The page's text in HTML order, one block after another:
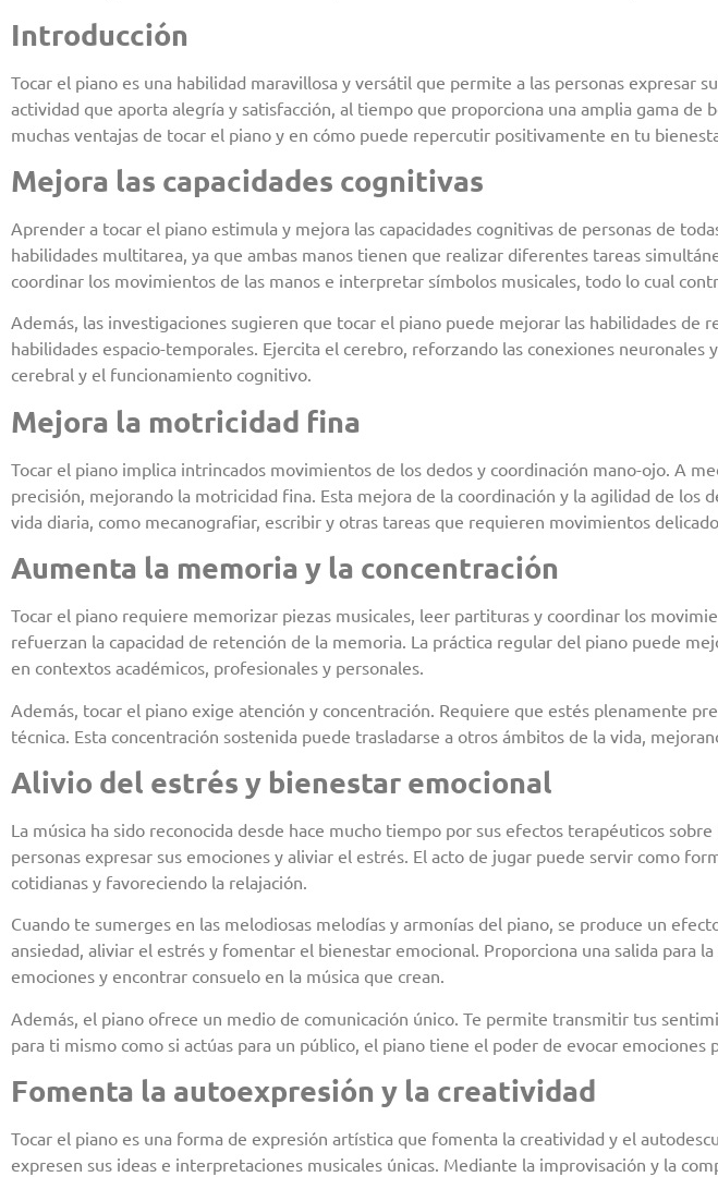
Introducción
Tocar el piano es una habilidad maravillosa y versátil que permite a las personas expresar
actividad que aporta alegría y satisfacción, al tiempo que proporciona una amplia gama
muchas ventajas de tocar el piano y en cómo puede repercutir positivamente en tu
Mejora las capacidades cognitivas
Aprender a tocar el piano estimula y mejora las capacidades cognitivas de personas de
habilidades multitarea, ya que ambas manos tienen que realizar diferentes tareas
coordinar los movimientos de las manos e interpretar símbolos musicales, todo lo cual
Además, las investigaciones sugieren que tocar el piano puede mejorar las habilidades de
habilidades espacio-temporales. Ejercita el cerebro, reforzando las conexiones
cerebral y el funcionamiento cognitivo.
Mejora la motricidad fina
Tocar el piano implica intrincados movimientos de los dedos y coordinación mano-ojo. A
precisión, mejorando la motricidad fina. Esta mejora de la coordinación y la agilidad de
vida diaria, como mecanografiar, escribir y otras tareas que requieren movimientos
Aumenta la memoria y la concentración
Tocar el piano requiere memorizar piezas musicales, leer partituras y coordinar los
refuerzan la capacidad de retención de la memoria. La práctica regular del piano puede
en contextos académicos, profesionales y personales.
Además, tocar el piano exige atención y concentración. Requiere que estés plenamente
técnica. Esta concentración sostenida puede trasladarse a otros ámbitos de la vida,
Alivio del estrés y bienestar emocional
La música ha sido reconocida desde hace mucho tiempo por sus efectos terapéuticos
personas expresar sus emociones y aliviar el estrés. El acto de jugar puede servir como
cotidianas y favoreciendo la relajación.
Cuando te sumerges en las melodiosas melodías y armonías del piano, se produce un
ansiedad, aliviar el estrés y fomentar el bienestar emocional. Proporciona una salida para
emociones y encontrar consuelo en la música que crean.
Además, el piano ofrece un medio de comunicación único. Te permite transmitir tus
para ti mismo como si actúas para un público, el piano tiene el poder de evocar emociones
Fomenta la autoexpresión y la creatividad
Tocar el piano es una forma de expresión artística que fomenta la creatividad y el
expresen sus ideas e interpretaciones musicales únicas. Mediante la improvisación y la